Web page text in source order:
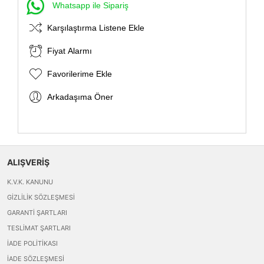
Whatsapp ile Sipariş
Karşılaştırma Listene Ekle
Fiyat Alarmı
Favorilerime Ekle
Arkadaşıma Öner
ALIŞVERİŞ
K.V.K. KANUNU
GIZLILIK SÖZLEŞMESI
GARANTI ŞARTLARI
TESLIMAT ŞARTLARI
İADE POLITIKASI
İADE SÖZLEŞMESI